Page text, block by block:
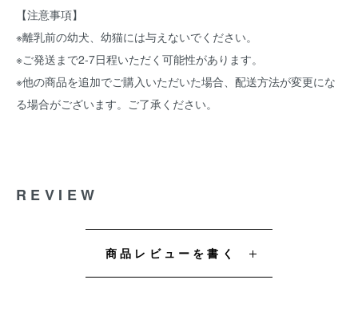
【注意事項】
※離乳前の幼犬、幼猫には与えないでください。
※ご発送まで2-7日程いただく可能性があります。
※他の商品を追加でご購入いただいた場合、配送方法が変更にな
る場合がございます。ご了承ください。
REVIEW
商品レビューを書く